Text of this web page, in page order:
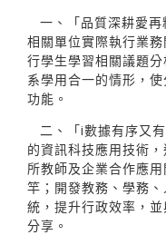
一、「品質深耕愛
相關單位實際執行業
行學生學習相關議題
系學用合一的情形，
功能。
二、「i數據有序又
的資訊科技應用技術
所教師及企業合作應
竿；開發教務、學務
統，提升行政效率，
分享。